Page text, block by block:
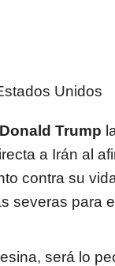
Unidos
Donald Trump
a Irán al
contra su
severas para
será lo